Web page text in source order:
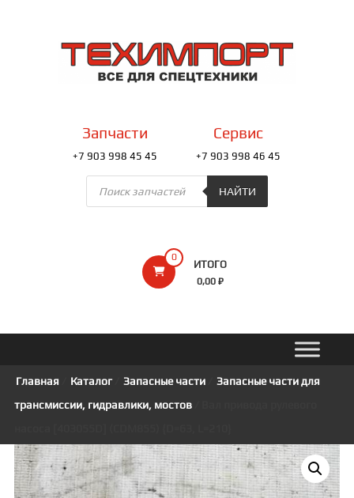
содержимомуТЕХИМПОРТ
Всё
0
ИТОГО
0,00 ₽
Запчасти
+7 903 998 45 45
Сервис
+7 903 998 46 45
Поиск
товаров
НАЙТИ
Главная Каталог/ Запасные части/
Запасные части для
трансмиссии, гидравлики, мостов/ Вал привода рулевого